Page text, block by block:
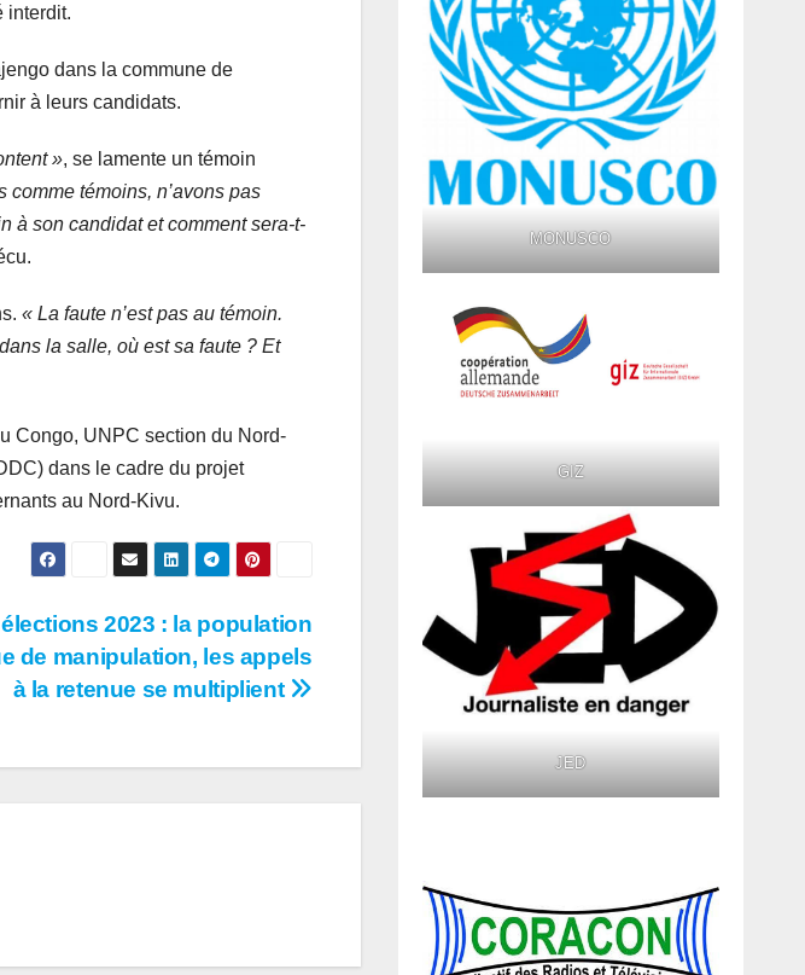
interdit.
dans la commune de
à leurs candidats.
», se lamente un témoin
témoins, n’avons pas
à son candidat et comment sera-t-
« La faute n’est pas au témoin.
la salle, où est sa faute ? Et
Congo, UNPC section du Nord-
dans le cadre du projet
au Nord-Kivu.
2023 : la population
de manipulation, les appels
à la retenue se multiplient
MONUSCO
GIZ
JED